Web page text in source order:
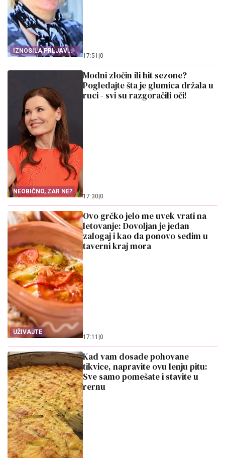
IZNOSILA PRLJAV
VEŠ!
17:51 |0
NEOBIČNO, ZAR NE?
Modni zločin ili hit sezone?
Pogledajte šta je glumica držala u
ruci - svi su razgoračili oči!
17:30|0
UŽIVAJTE
Ovo grčko jelo me uvek vrati na
letovanje: Dovoljan je jedan
zalogaj i kao da ponovo sedim u
taverni kraj mora
17:11 |0
Kad vam dosade pohovane
tikvice, napravite ovu lenju pitu:
Sve samo pomešate i stavite u
rernu